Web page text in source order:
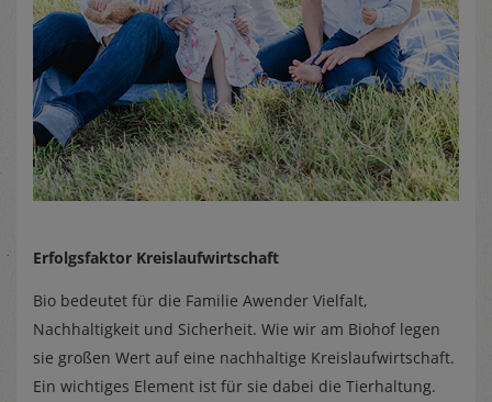
Erfolgsfaktor Kreislaufwirtschaft
Bio bedeutet für die Familie Awender Vielfalt,
Nachhaltigkeit und Sicherheit. Wie wir am Biohof legen
sie großen Wert auf eine nachhaltige Kreislaufwirtschaft.
Ein wichtiges Element ist für sie dabei die Tierhaltung.